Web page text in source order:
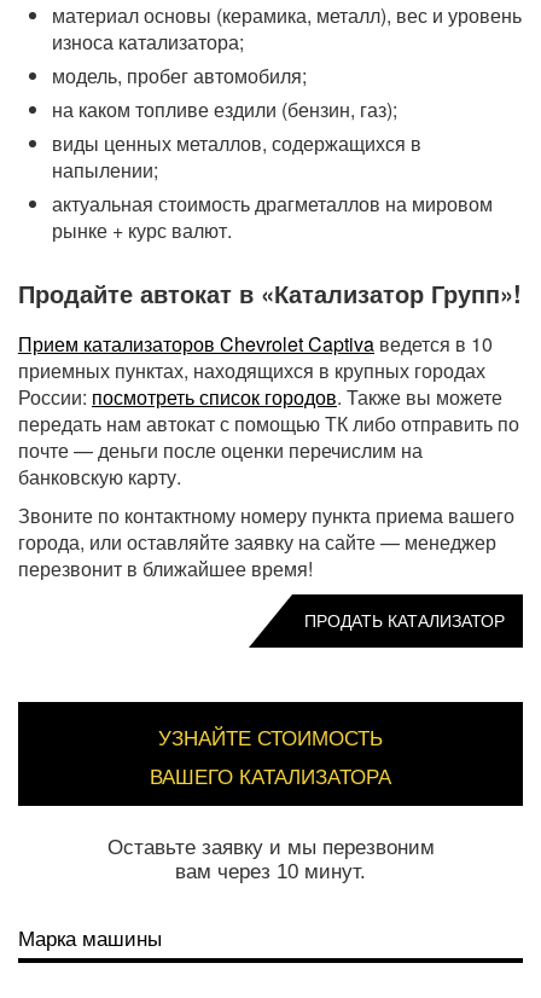
материал основы (керамика, металл), вес и уровень
износа катализатора;
модель, пробег автомобиля;
на каком топливе ездили (бензин, газ);
виды ценных металлов, содержащихся в
напылении;
актуальная стоимость драгметаллов на мировом
рынке + курс валют.
Продайте автокат в «Катализатор Групп»!
Прием катализаторов Chevrolet Captiva ведется в 10
приемных пунктах, находящихся в крупных городах
России: посмотреть список городов. Также вы можете
передать нам автокат с помощью ТК либо отправить по
почте — деньги после оценки перечислим на
банковскую карту.
Звоните по контактному номеру пункта приема вашего
города, или оставляйте заявку на сайте — менеджер
перезвонит в ближайшее время!
ПРОДАТЬ КАТАЛИЗАТОР
УЗНАЙТЕ СТОИМОСТЬ
ВАШЕГО КАТАЛИЗАТОРА
Оставьте заявку и мы перезвоним
вам через 10 минут.